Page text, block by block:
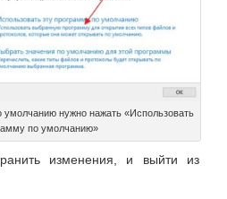
нужно нажать «Использовать
по умолчанию»
изменения, и выйти из